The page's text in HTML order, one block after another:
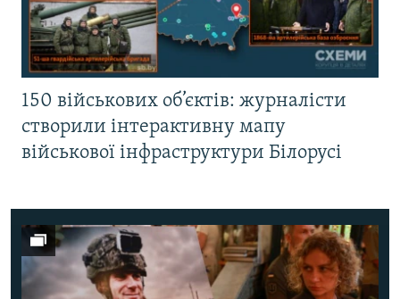
150 військових об’єктів: журналісти
створили інтерактивну мапу
військової інфраструктури Білорусі